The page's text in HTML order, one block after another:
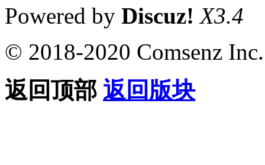
Powered by Discuz! X3.4
© 2018-2020 Comsenz Inc.
返回顶部 返回版块